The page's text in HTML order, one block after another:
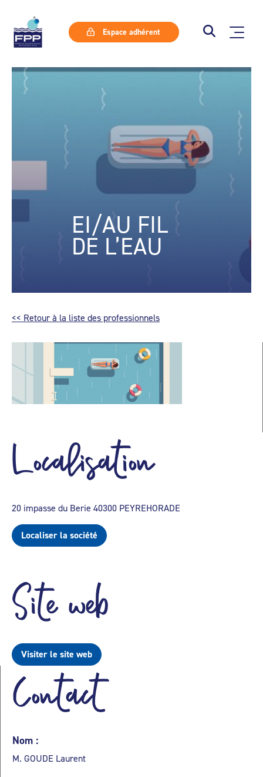
Espace adhérent
EI/AU FIL
DE L’EAU
<< Retour à la liste des professionnels
Localisation
20 impasse du Berie 40300 PEYREHORADE
Localiser la société
Site web
Visiter le site web
Contact
Nom :
M. GOUDE Laurent